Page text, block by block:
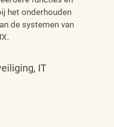
het onderhouden
de systemen van
IT